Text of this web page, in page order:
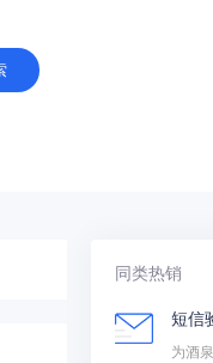
同类热销
短信
为酒